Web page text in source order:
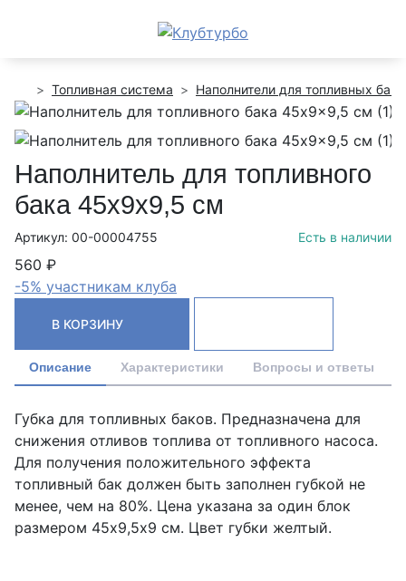
Топливная система Наполнители для топливных
Наполнитель для топливного
бака 45x9x9,5 см
Артикул: 00-00004755 Есть в наличии
560 ₽
-5% участникам клуба
В КОРЗИНУ
Описание Характеристики Вопросы и ответы
Губка для топливных баков. Предназначена для
снижения отливов топлива от топливного насоса.
Для получения положительного эффекта
топливный бак должен быть заполнен губкой не
менее, чем на 80%. Цена указана за один блок
размером 45х9,5х9 см. Цвет губки желтый.